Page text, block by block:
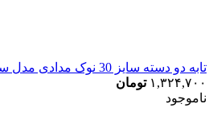
تابه دو دسته سایز 30 نوک مدادی مدل سربی عروس
۱,۳۲۴,۷۰۰ تومان
ناموجود